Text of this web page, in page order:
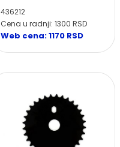
436212
Cena u radnji: 1300 RSD
Web cena: 1170 RSD